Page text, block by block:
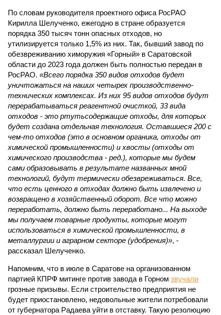
По словам руководителя проектного офиса РосРАО
Кирилла Шелученко, ежегодно в стране образуется
порядка 350 тысяч тонн опасных отходов, но
утилизируется только 1,5% из них. Так, бывший завод по
обезвреживанию химоружия «Горный» в Саратовской
области до 2023 года должен быть полностью передан в
РосРАО. «Всего порядка 350 видов отходов будет
уничтожаться на наших четырех производственно-
технических комплексах. Из них 95 видов отходов будут
перерабатываться реагентной очисткой, 33 вида
отходов - это ртутьсодержащие отходы, для которых
будет создана отдельная технология. Оставшиеся 200 с
чем-то отходов (это в основном органика, отходы от
химической промышленности) и хвосты (отходы от
химического производства - ред.), которые мы будем
сами образовывать в результате названных мной
технологий, будут термически обезвреживаться. Все,
что есть ценного в отходах должно быть извлечено и
возвращено в хозяйственный оборот. Все что можно
переработать, должно быть переработано... На выходе
мы получаем товарные продукты, которые могут
использоваться в химической промышленности, в
металлургии и аграрном секторе (удобрения)», -
рассказал Шелученко.
Напомним, что в июле в Саратове на организованном
партией КПРФ митинге против завода в Горном звучали
грозные призывы. Если строительство предприятия не
будет приостановлено, недовольные жители потребовали
от губернатора Радаева уйти в отставку. Такую резолюцию